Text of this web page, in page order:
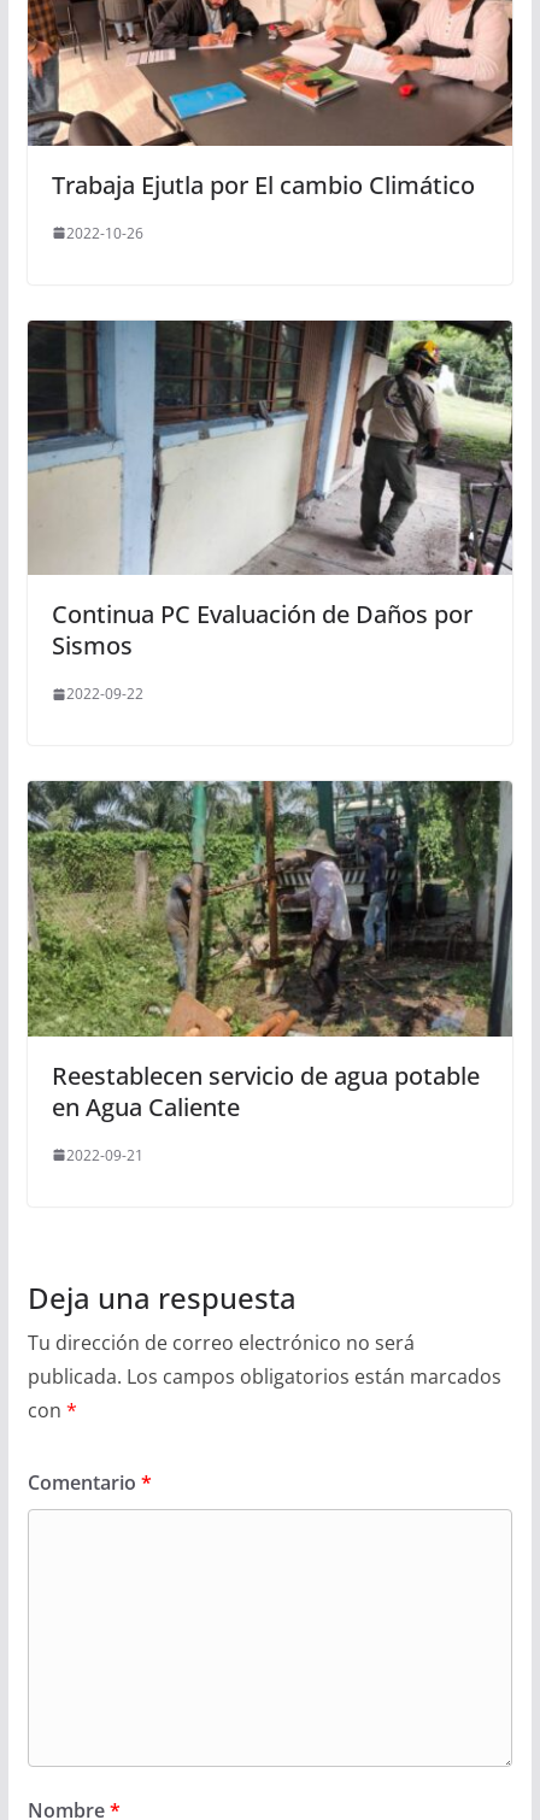
Trabaja Ejutla por El cambio Climático
2022-10-26
Continua PC Evaluación de Daños por
Sismos
2022-09-22
Reestablecen servicio de agua potable
en Agua Caliente
2022-09-21
Deja una respuesta
Tu dirección de correo electrónico no será
publicada. Los campos obligatorios están marcados
con *
Comentario *
Nombre*